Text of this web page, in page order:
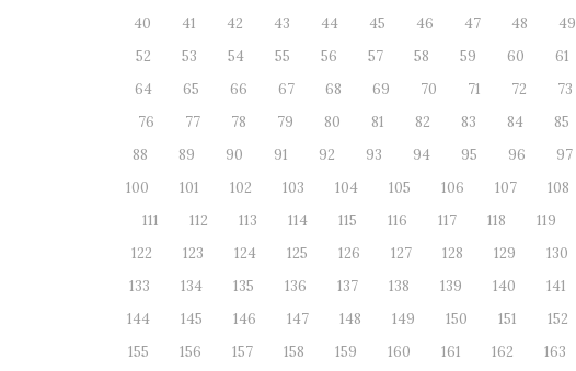
40
41 42 43 44 45 46 47 48 49
52
53 54 55 56 57 58 59 60 61
64
65 66 67 68 69 70 71 72 73
76
77 78 79 80 81 82 83 84 85
88
89 90 91 92 93 94 95 96 97
100
101 102 103 104 105 106 107 108
111
112 113 114 115 116 117 118 119
122
123 124 125 126 127 128 129 130
133
134 135 136 137 138 139 140 141
144
145 146 147 148 149 150 151 152
155
156 157 158 159 160 161 162 163